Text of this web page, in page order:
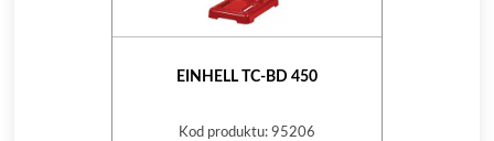
EINHELL TC-BD 450
Kod produktu: 95206